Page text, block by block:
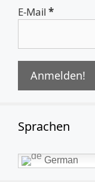
E-Mail *
Sprachen
German